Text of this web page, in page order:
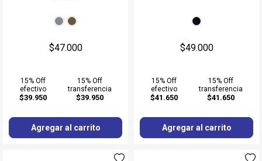
$47.000
15% Off
efectivo
$39.950
15% Off
transferencia
$39.950
Agregar al carrito
$49.000
15% Off
efectivo
$41.650
15% Off
transferencia
$41.650
Agregar al carrito